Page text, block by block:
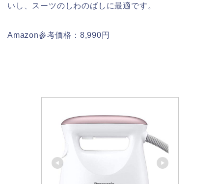
いし、スーツのしわのばしに最適です。
Amazon参考価格：8,990円